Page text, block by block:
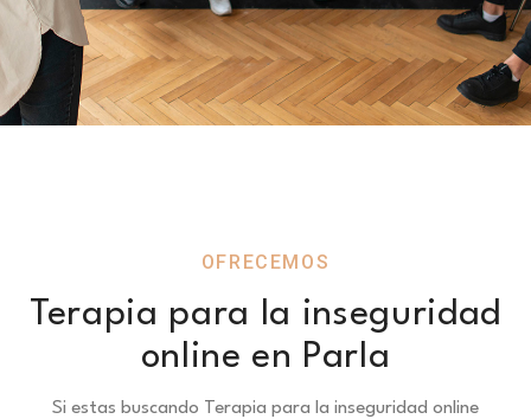
OFRECEMOS
Terapia para la inseguridad
online en Parla
Si estas buscando Terapia para la inseguridad online